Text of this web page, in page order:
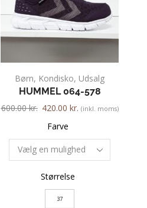
Børn, Kondisko, Udsalg
HUMMEL 064-578
600.00kr. 420.00 kr. (inkl. moms)
Farve
Størrelse
37